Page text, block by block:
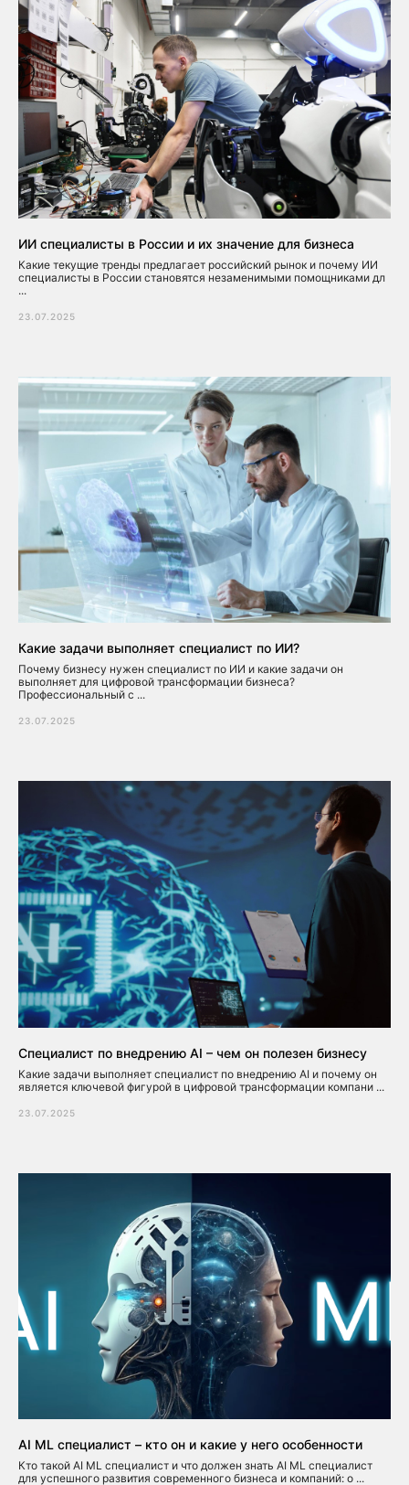
ИИ специалисты в России и их значение для бизнеса
Какие текущие тренды предлагает российский рынок и почему ИИ
специалисты в России становятся незаменимыми помощниками дл
...
23.07.2025
Какие задачи выполняет специалист по ИИ?
Почему бизнесу нужен специалист по ИИ и какие задачи он
выполняет для цифровой трансформации бизнеса?
Профессиональный с ...
23.07.2025
Специалист по внедрению AI – чем он полезен бизнесу
Какие задачи выполняет специалист по внедрению AI и почему он
является ключевой фигурой в цифровой трансформации компани ...
23.07.2025
AI ML специалист – кто он и какие у него особенности
Кто такой AI ML специалист и что должен знать AI ML специалист
для успешного развития современного бизнеса и компаний: о ...